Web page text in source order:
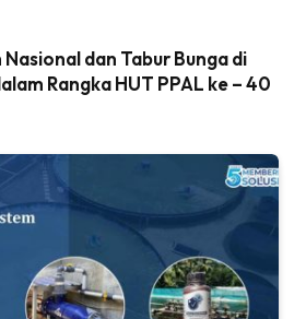
dan Tabur Bunga di
Rangka HUT PPAL ke – 40